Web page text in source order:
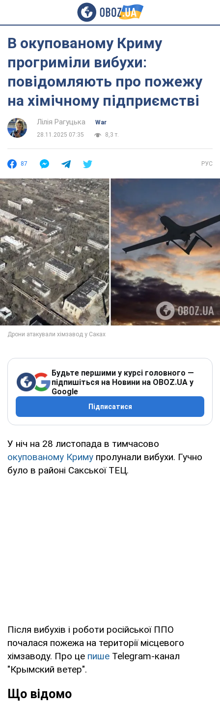
В окупованому Криму
прогриміли вибухи:
повідомляють про пожежу
на хімічному підприємстві
Лілія Рагуцька
War
28.11.2025 07:35
8,3 т.
87 РУС
Будьте першими у курсі головного —
підпишіться на Новини на OBOZ.UA у
Google
Підписатися
У ніч на 28 листопада в тимчасово
окупованому Криму пролунали вибухи. Гучно
було в районі Сакської ТЕЦ.
Після вибухів і роботи російської ППО
почалася пожежа на території місцевого
хімзаводу. Про це пише Telegram-канал
"Крымский ветер".
Що відомо